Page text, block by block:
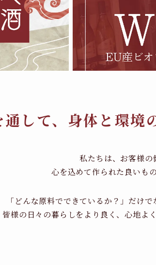
通して、身体と環境
私たちは、お客様の
心を込めて作られた良いも
「どんな原料でできているか？」だけ
皆様の日々の暮らしをより良く、心地よ